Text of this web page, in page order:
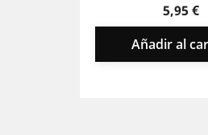
Precio
5,95 €
Añadir al